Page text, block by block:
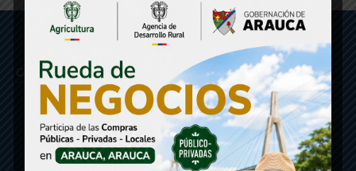
Gobernación de Arauca